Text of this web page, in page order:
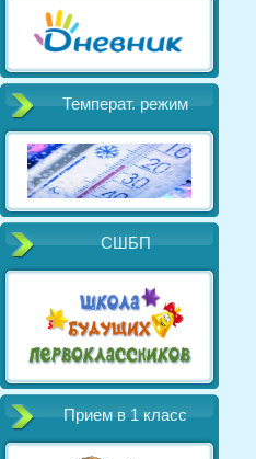
Температ. режим
СШБП
Прием в 1 класс